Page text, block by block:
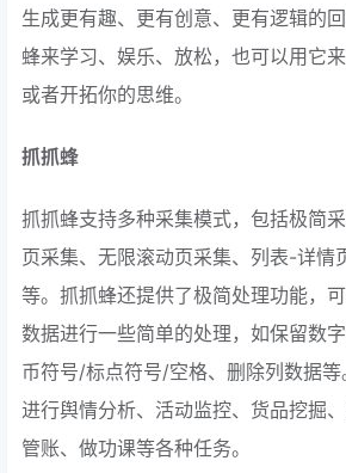
生成更有趣、更有创意、更有逻辑的
蜂来学习、娱乐、放松，也可以用它
或者开拓你的思维。
抓抓蜂
抓抓蜂支持多种采集模式，包括极简
页采集、无限滚动页采集、列表-详情
等。抓抓蜂还提供了极简处理功能，
数据进行一些简单的处理，如保留数
币符号/标点符号/空格、删除列数据
进行舆情分析、活动监控、货品挖掘、
管账、做功课等各种任务。